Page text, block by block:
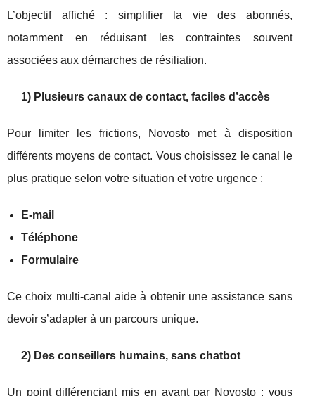
L’objectif affiché : simplifier la vie des abonnés,
notamment en réduisant les contraintes souvent
associées aux démarches de résiliation.
1) Plusieurs canaux de contact, faciles d’accès
Pour limiter les frictions, Novosto met à disposition
différents moyens de contact. Vous choisissez le canal le
plus pratique selon votre situation et votre urgence :
E‑mail
Téléphone
Formulaire
Ce choix multi‑canal aide à obtenir une assistance sans
devoir s’adapter à un parcours unique.
2) Des conseillers humains, sans chatbot
Un point différenciant mis en avant par Novosto : vous